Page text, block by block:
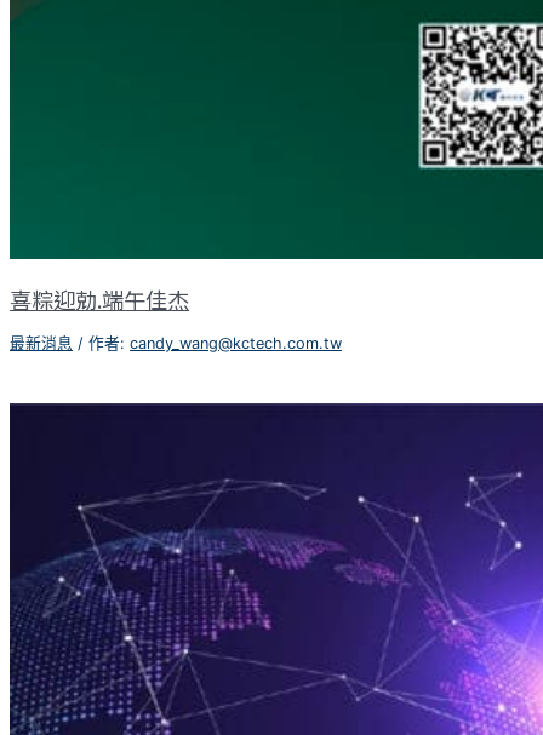
喜粽迎勀.端午佳杰
最新消息 / 作者: candy_wang@kctech.com.tw